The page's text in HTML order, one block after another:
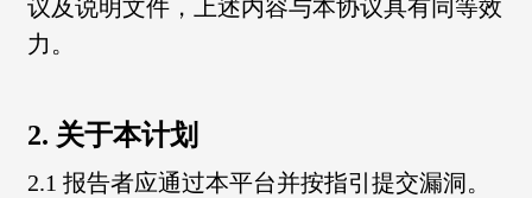
议及说明文件，上述内容与本协议具有同等效
力。
2. 关于本计划
2.1 报告者应通过本平台并按指引提交漏洞。